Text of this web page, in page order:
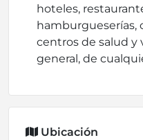
hoteles,
hamburgueserías,
centros de salud y
general, de
Ubicación